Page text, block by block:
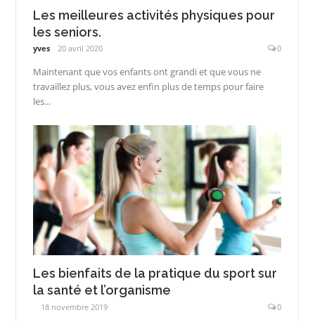
Les meilleures activités physiques pour
les seniors.
yves 20 avril 2020 0
Maintenant que vos enfants ont grandi et que vous ne
travaillez plus, vous avez enfin plus de temps pour faire
les...
Les bienfaits de la pratique du sport sur
la santé et l’organisme
18 novembre 2019 0